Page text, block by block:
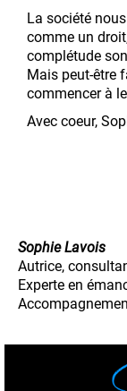
La société
comme un
complétude
Mais peut-être
commencer à
Avec coeur,
Sophie Lavois
Autrice,
Experte en